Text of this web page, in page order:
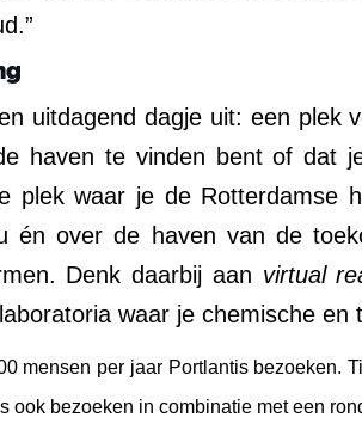
uitdagend dagje uit: een plek
haven te vinden bent of dat
plek waar je de Rotterdamse
én over de haven van de
Denk daarbij aan virtual
waar je chemische en
mensen per jaar Portlantis bezoeken.
ook bezoeken in combinatie met een